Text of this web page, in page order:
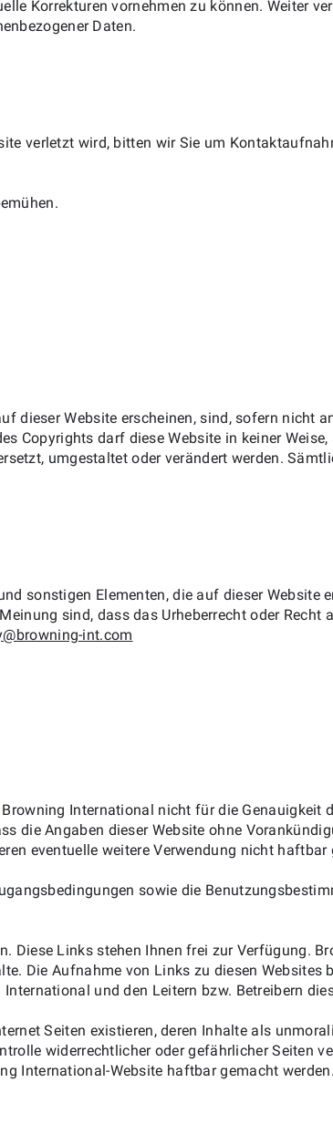
Korrekturen vornehmen zu können. Weiter
Daten.
verletzt wird, bitten wir Sie um
dieser Website erscheinen, sind, sofern nicht
Copyrights darf diese Website in keiner
umgestaltet oder verändert werden.
sonstigen Elementen, die auf dieser Website
sind, dass das Urheberrecht oder
int.com
International nicht für die Genauigkeit
die Angaben dieser Website ohne
eventuelle weitere Verwendung nicht haftbar
sowie die
Diese Links stehen Ihnen frei zur Verfügung.
Die Aufnahme von Links zu diesen Websites
und den Leitern bzw. Betreibern
Seiten existieren, deren Inhalte als
widerrechtlicher oder gefährlicher Seiten
International-Website haftbar gemacht werden.